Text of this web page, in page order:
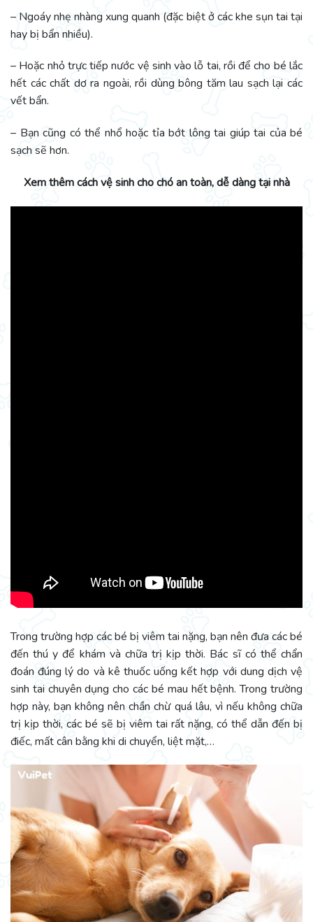
– Ngoáy nhẹ nhàng xung quanh (đặc biệt ở các khe sụn tai tại
hay bị bẩn nhiều).
– Hoặc nhỏ trực tiếp nước vệ sinh vào lỗ tai, rồi để cho bé lắc
hết các chất dơ ra ngoài, rồi dùng bông tăm lau sạch lại các
vết bẩn.
– Bạn cũng có thể nhổ hoặc tỉa bớt lông tai giúp tai của bé
sạch sẽ hơn.
Xem thêm cách vệ sinh cho chó an toàn, dễ dàng tại nhà
Trong trường hợp các bé bị viêm tai nặng, bạn nên đưa các bé
đến thú y để khám và chữa trị kịp thời. Bác sĩ có thể chẩn
đoán đúng lý do và kê thuốc uống kết hợp với dung dịch vệ
sinh tai chuyên dụng cho các bé mau hết bệnh. Trong trường
hợp này, bạn không nên chần chừ quá lâu, vì nếu không chữa
trị kịp thời, các bé sẽ bị viêm tai rất nặng, có thể dẫn đến bị
điếc, mất cân bằng khi di chuyển, liệt mặt,…